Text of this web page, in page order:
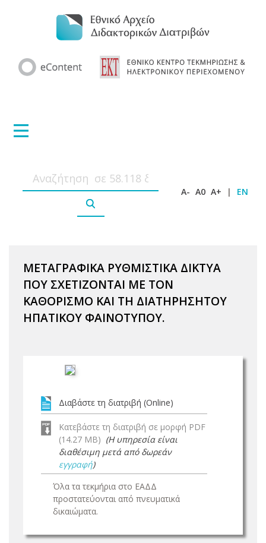
A- A0 A+ | EN
ΜΕΤΑΓΡΑΦΙΚΑ ΡΥΘΜΙΣΤΙΚΑ ΔΙΚΤΥΑ
ΠΟΥ ΣΧΕΤΙΖΟΝΤΑΙ ΜΕ ΤΟΝ
ΚΑΘΟΡΙΣΜΟ ΚΑΙ ΤΗ ΔΙΑΤΗΡΗΣΗΤΟΥ
ΗΠΑΤΙΚΟΥ ΦΑΙΝΟΤΥΠΟΥ.
Διαβάστε τη διατριβή (Online)
Κατεβάστε τη διατριβή σε μορφή PDF
(14.27 MB) (Η υπηρεσία είναι
διαθέσιμη μετά από δωρεάν
εγγραφή)
Όλα τα τεκμήρια στο ΕΑΔΔ
προστατεύονται από πνευματικά
δικαιώματα.